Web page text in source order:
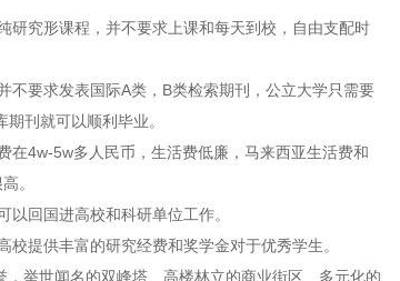
究形课程，并不要求上课和每天到校，自由支配时
要求发表国际A类，B类检索期刊，公立大学只需要
刊就可以顺利毕业。
4w-5w多人民币，生活费低廉，马来西亚生活费和
。
回国进高校和科研单位工作。
提供丰富的研究经费和奖学金对于优秀学生。
世闻名的双峰塔、高楼林立的商业街区、多元化的